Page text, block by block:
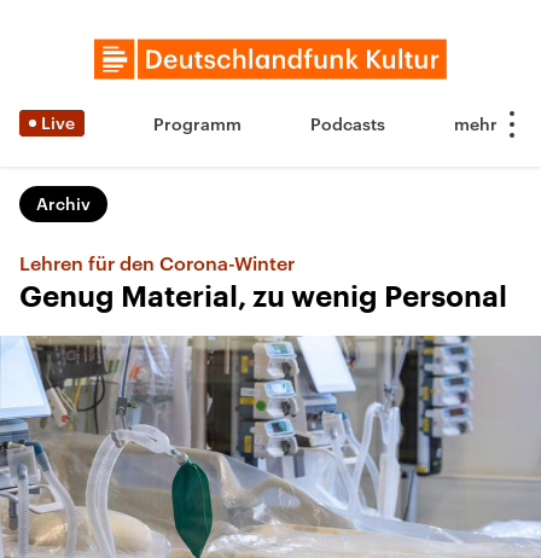
Live Programm Podcasts
Archiv
Lehren für den Corona-Winter
Genug Material, zu wenig Personal